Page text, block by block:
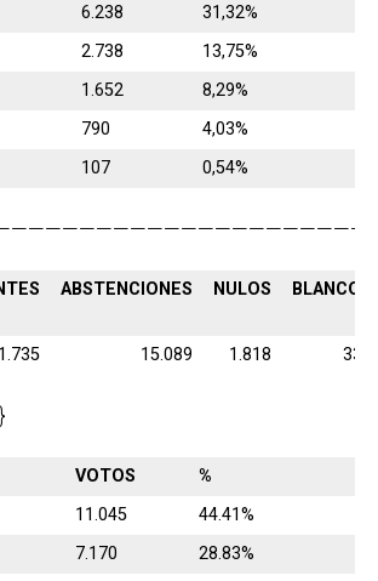
6.238
31,32%
2.738
13,75%
1.652
8,29%
790
4,03%
107 0,54%
ABSTENCIONES NULOS BLANCOS
15.089 1.818 330
VOTOS %
11.045
44.41%
7.170
28.83%